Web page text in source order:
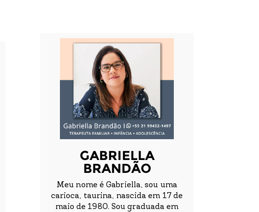
GABRIELLA
BRANDÃO
Meu nome é Gabriella, sou uma
carioca, taurina, nascida em 17 de
maio de 1980. Sou graduada em